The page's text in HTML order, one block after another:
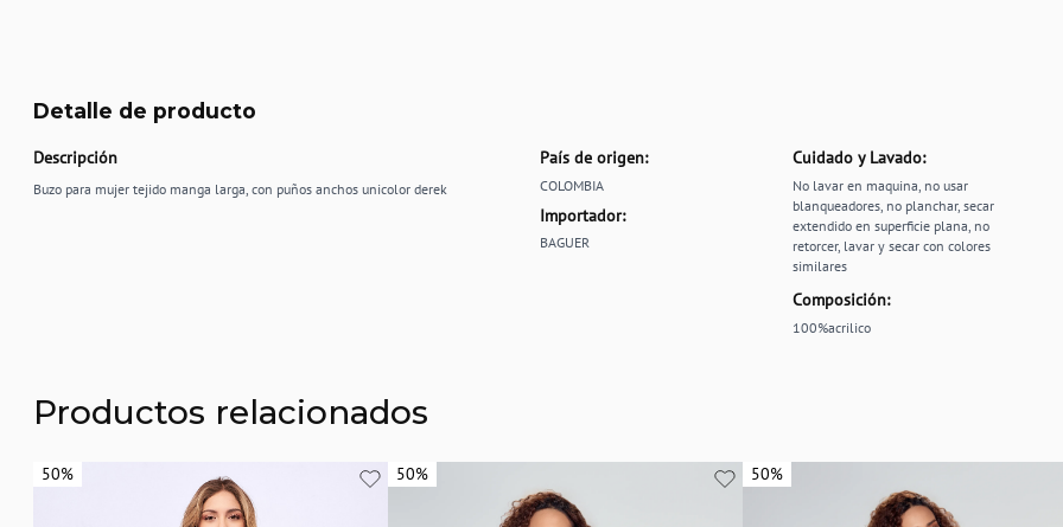
Detalle de producto
Descripción
Buzo para mujer tejido manga larga, con puños anchos unicolor derek
País de origen:
COLOMBIA
Importador:
BAGUER
Cuidado y Lavado:
No lavar en maquina, no usar
blanqueadores, no planchar, secar
extendido en superficie plana, no
retorcer, lavar y secar con colores
similares
Composición:
100%acrilico
Productos relacionados
50%
50% 50%
50% 50%
50%